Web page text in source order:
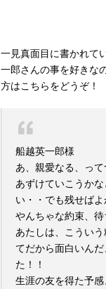
一見真面目に書かれて
一郎さんの事を好きな
方はこちらをどうぞ！
船越英一郎様
あ、親愛なる、っ
あずけていこうか
い・・でも残せば
やんちゃな約束、
あたしは、こうい
てだから面白いん
た！！
生涯の友を得た予